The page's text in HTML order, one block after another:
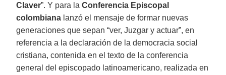
Claver”. Y para laConferencia Episcopal
colombiana lanzó el mensaje de formar nuevas
generaciones que sepan “ver, Juzgar y actuar”, en
referencia a la declaración de la democracia social
cristiana, contenida en el texto de la conferencia
general del episcopado latinoamericano, realizada en